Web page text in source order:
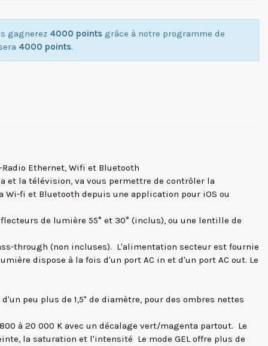
gagnerez 4000 points grâce à notre programme de
4000 points.
Radio Ethernet, Wifi et Bluetooth
et la télévision, va vous permettre de contrôler la
Wi-fi et Bluetooth depuis une application pour iOS ou
de lumière 55° et 30° (inclus), ou une lentille de
through (non incluses). L'alimentation secteur est fournie
dispose à la fois d'un port AC in et d'un port AC out. Le
peu plus de 1,5" de diamètre, pour des ombres nettes
à 20 000 K avec un décalage vert/magenta partout.  Le
la saturation et l'intensité  Le mode GEL offre plus de